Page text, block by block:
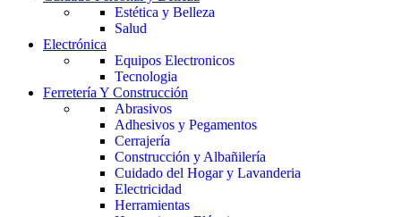
Estética y Belleza
Salud
Electrónica
Equipos Electronicos
Tecnologia
Ferretería Y Construcción
Abrasivos
Adhesivos y Pegamentos
Cerrajería
Construcción y Albañilería
Cuidado del Hogar y Lavanderia
Electricidad
Herramientas